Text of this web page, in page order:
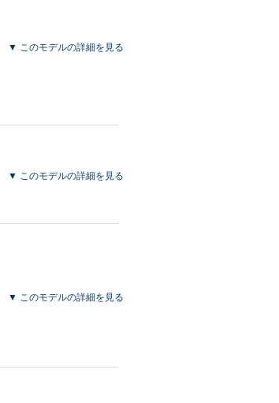
▼ このモデルの詳細を見る
▼ このモデルの詳細を見る
▼ このモデルの詳細を見る